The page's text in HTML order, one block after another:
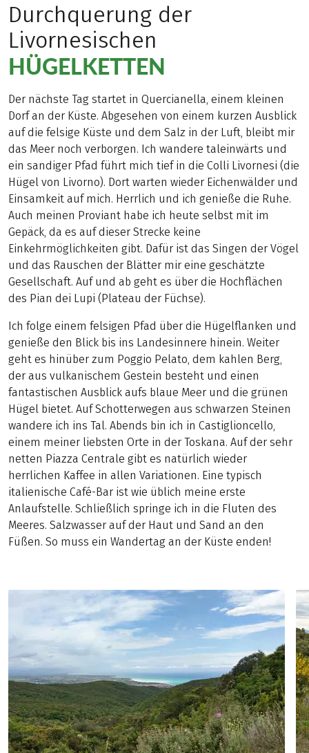
Durchquerung der
Livornesischen
HÜGELKETTEN
Der nächste Tag startet in Quercianella, einem kleinen
Dorf an der Küste. Abgesehen von einem kurzen Ausblick
auf die felsige Küste und dem Salz in der Luft, bleibt mir
das Meer noch verborgen. Ich wandere taleinwärts und
ein sandiger Pfad führt mich tief in die Colli Livornesi (die
Hügel von Livorno). Dort warten wieder Eichenwälder und
Einsamkeit auf mich. Herrlich und ich genieße die Ruhe.
Auch meinen Proviant habe ich heute selbst mit im
Gepäck, da es auf dieser Strecke keine
Einkehrmöglichkeiten gibt. Dafür ist das Singen der Vögel
und das Rauschen der Blätter mir eine geschätzte
Gesellschaft. Auf und ab geht es über die Hochflächen
des Pian dei Lupi (Plateau der Füchse).
Ich folge einem felsigen Pfad über die Hügelflanken und
genieße den Blick bis ins Landesinnere hinein. Weiter
geht es hinüber zum Poggio Pelato, dem kahlen Berg,
der aus vulkanischem Gestein besteht und einen
fantastischen Ausblick aufs blaue Meer und die grünen
Hügel bietet. Auf Schotterwegen aus schwarzen Steinen
wandere ich ins Tal. Abends bin ich in Castiglioncello,
einem meiner liebsten Orte in der Toskana. Auf der sehr
netten Piazza Centrale gibt es natürlich wieder
herrlichen Kaffee in allen Variationen. Eine typisch
italienische Café-Bar ist wie üblich meine erste
Anlaufstelle. Schließlich springe ich in die Fluten des
Meeres. Salzwasser auf der Haut und Sand an den
Füßen. So muss ein Wandertag an der Küste enden!